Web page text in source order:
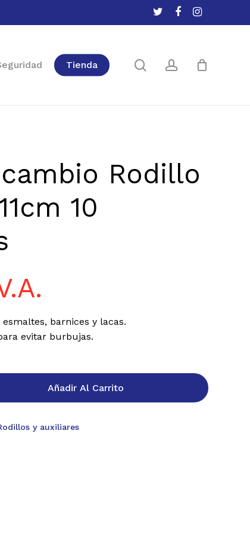
twitterfacebookinstagram
Tienda searchaccount
Close
Rodillo
10
barnices y lacas.
evitar burbujas.
Añadir Al Carrito
y auxiliares